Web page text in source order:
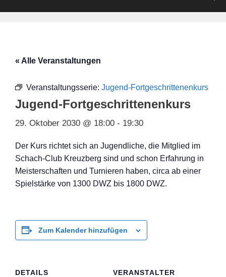
« Alle Veranstaltungen
Veranstaltungsserie: Jugend-Fortgeschrittenenkurs
Jugend-Fortgeschrittenenkurs
29. Oktober 2030 @ 18:00 - 19:30
Der Kurs richtet sich an Jugendliche, die Mitglied im
Schach-Club Kreuzberg sind und schon Erfahrung in
Meisterschaften und Turnieren haben, circa ab einer
Spielstärke von 1300 DWZ bis 1800 DWZ.
Zum Kalender hinzufügen
DETAILS
VERANSTALTER